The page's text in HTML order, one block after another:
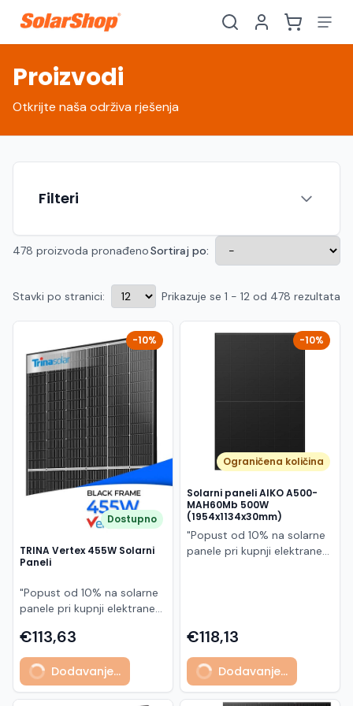
Hrvatski EN
Crnogorski
MK Македонски
Proizvodi
Otkrijte naša održiva rješenja
Filteri
478 proizvoda pronađenoSortiraj po:
Stavki po stranici: Prikazuje se 1 - 12 od 478 rezultata
-10%
Dostupno
TRINA Vertex 455W Solarni
Paneli
"Popust od 10% na solarne
panele pri kupnji elektrane
Model TSM-455NEG9R.28
predstavlja napredni
glass/glass N-type solarni
modul s visokom
učinkovitošću, dugim
€113,63
Dodavanje...
-10%
Ograničena količina
Solarni paneli AIKO A500-
MAH60Mb 500W
(1954x1134x30mm)
"Popust od 10% na solarne
panele pri kupnji elektrane
500 W iz Neostar 2S serije,
baziran na naprednoj N-
type ABC (All Back Contact)
tehnologiji. Ovaj panel je
namijenjen za moderne
€118,13
Dodavanje...